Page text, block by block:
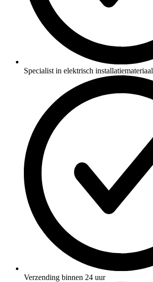
Specialist in elektrisch installatiemateriaal
Verzending binnen 24 uur